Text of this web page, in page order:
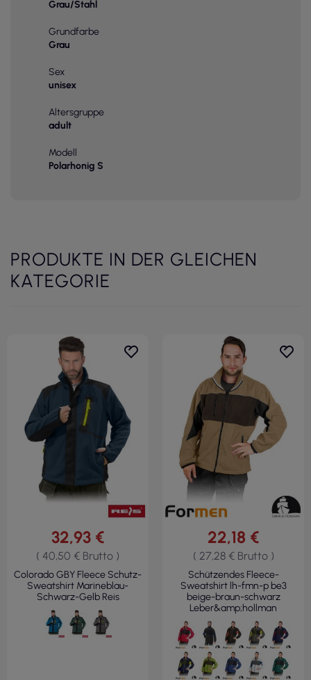
Grau/Stahl
Grundfarbe
Grau
Sex
unisex
Altersgruppe
adult
Modell
Polarhonig S
PRODUKTE IN DER GLEICHEN
KATEGORIE
32,93 €
( 40,50 € Brutto )
Colorado GBY Fleece Schutz-
Sweatshirt Marineblau-
Schwarz-Gelb Reis
22,18 €
( 27,28 € Brutto )
Schützendes Fleece-
Sweatshirt lh-fmn-p be3
beige-braun-schwarz
Leber&amp;hollman